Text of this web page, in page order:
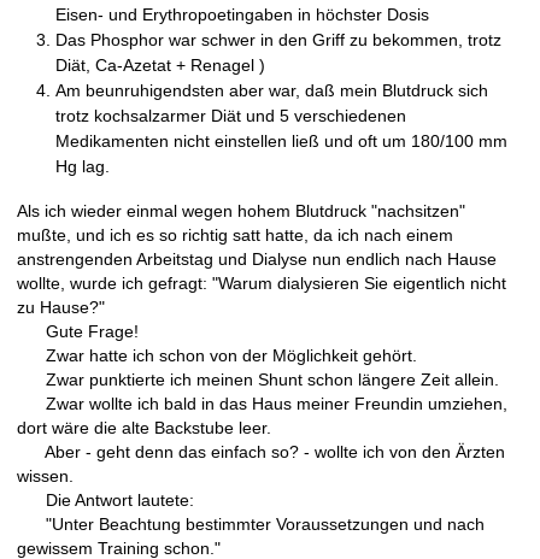
Eisen- und Erythropoetingaben in höchster Dosis
Das Phosphor war schwer in den Griff zu bekommen, trotz
Diät, Ca-Azetat + Renagel )
Am beunruhigendsten aber war, daß mein Blutdruck sich
trotz kochsalzarmer Diät und 5 verschiedenen
Medikamenten nicht einstellen ließ und oft um 180/100 mm
Hg lag.
Als ich wieder einmal wegen hohem Blutdruck "nachsitzen"
mußte, und ich es so richtig satt hatte, da ich nach einem
anstrengenden Arbeitstag und Dialyse nun endlich nach Hause
wollte, wurde ich gefragt: "Warum dialysieren Sie eigentlich nicht
zu Hause?"
Gute Frage!
Zwar hatte ich schon von der Möglichkeit gehört.
Zwar punktierte ich meinen Shunt schon längere Zeit allein.
Zwar wollte ich bald in das Haus meiner Freundin umziehen,
dort wäre die alte Backstube leer.
Aber - geht denn das einfach so? - wollte ich von den Ärzten
wissen.
Die Antwort lautete:
"Unter Beachtung bestimmter Voraussetzungen und nach
gewissem Training schon."